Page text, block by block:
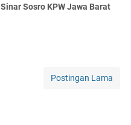
Sinar Sosro KPW Jawa Barat
Postingan Lama